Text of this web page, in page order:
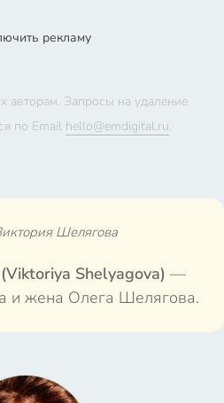
рекламу
авторам. Запросы на удаление
по Email hello@emdigital.ru.
Шелягова
Shelyagova) —
и жена Олега Шелягова.